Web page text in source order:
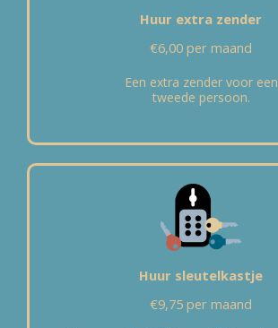
Huur extra zender
€6,00 per maand
Een extra zender voor een
tweede persoon.
Huur sleutelkastje
€9,75 per maand